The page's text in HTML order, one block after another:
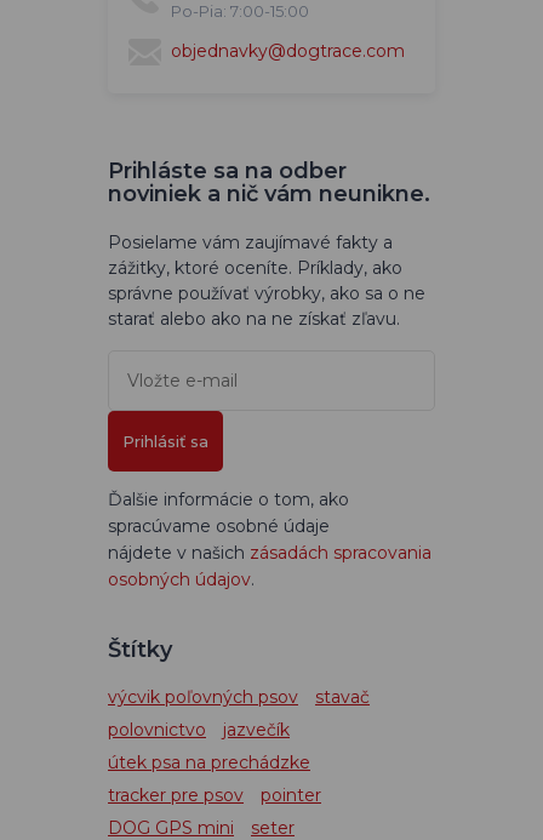
Po-Pia: 7:00-15:00
objednavky@dogtrace.com
Prihláste sa na odber
noviniek a nič vám neunikne.
Posielame vám zaujímavé fakty a
zážitky, ktoré oceníte. Príklady, ako
správne používať výrobky, ako sa o ne
starať alebo ako na ne získať zľavu.
Prihlásiť sa
Ďalšie informácie o tom, ako
spracúvame osobné údaje
nájdete v našich zásadách spracovania
osobných údajov.
Štítky
výcvik poľovných psov
stavač
polovnictvo
jazvečík
útek psa na prechádzke
tracker pre psov
pointer
DOG GPS mini
seter